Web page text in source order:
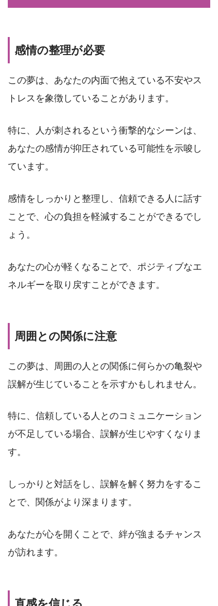
感情の整理が必要
この夢は、あなたの内面で抱えている不安やス
トレスを象徴していることがあります。
特に、人が刺されるという衝撃的なシーンは、
あなたの感情が抑圧されている可能性を示唆し
ています。
感情をしっかりと整理し、信頼できる人に話す
ことで、心の負担を軽減することができるでし
ょう。
あなたの心が軽くなることで、ポジティブなエ
ネルギーを取り戻すことができます。
周囲との関係に注意
この夢は、周囲の人との関係に何らかの亀裂や
誤解が生じていることを示すかもしれません。
特に、信頼している人とのコミュニケーション
が不足している場合、誤解が生じやすくなりま
す。
しっかりと対話をし、誤解を解く努力をするこ
とで、関係がより深まります。
あなたが心を開くことで、絆が強まるチャンス
が訪れます。